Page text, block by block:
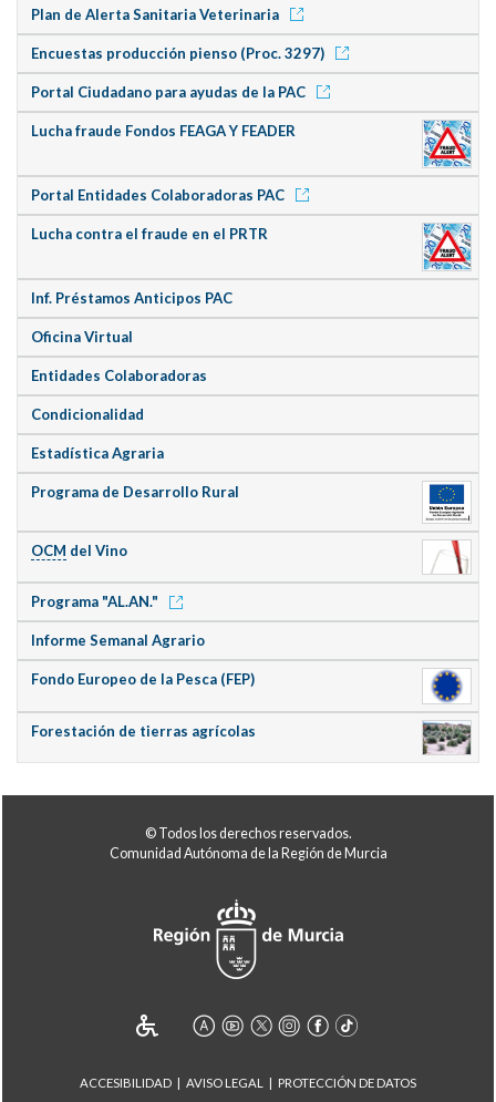
Plan de Alerta Sanitaria Veterinaria
Encuestas producción pienso (Proc. 3297)
Portal Ciudadano para ayudas de la PAC
Lucha fraude Fondos FEAGA Y FEADER
Portal Entidades Colaboradoras PAC
Lucha contra el fraude en el PRTR
Inf. Préstamos Anticipos PAC
Oficina Virtual
Entidades Colaboradoras
Condicionalidad
Estadística Agraria
Programa de Desarrollo Rural
OCM del Vino
Programa "AL.AN."
Informe Semanal Agrario
Fondo Europeo de la Pesca (FEP)
Forestación de tierras agrícolas
© Todos los derechos reservados.
Comunidad Autónoma de la Región de Murcia
ACCESIBILIDAD AVISO LEGAL PROTECCIÓN DE DATOS